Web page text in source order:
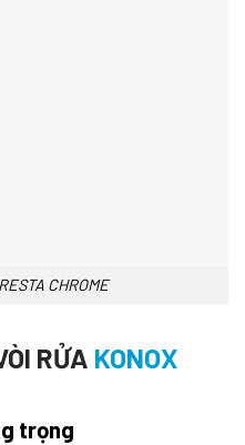
CHROME
RỬA KONOX
trọng